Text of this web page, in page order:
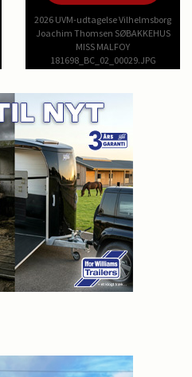
2026 UVM-udtagelse Vilhelmsborg
Joachim Thomsen SØBAKKEHUS
MISS MALFOY
181698_BC_02_00029.JPG